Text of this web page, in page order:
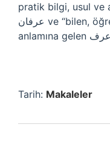
pratik bilgi, usul ve
عرفان ve “bilen, öğrenilen, ayırt edilen, tanınan”
Tarih: Makaleler